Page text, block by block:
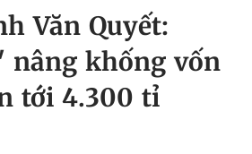
Văn Quyết:
nâng khống vốn
tới 4.300 tỉ